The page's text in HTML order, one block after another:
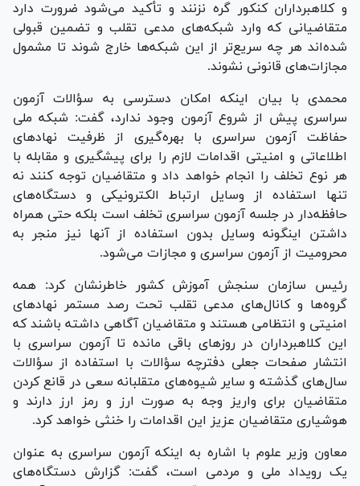
و کلاهبرداران کنکور گره نزنند و تأکید می‌شود ضرورت دارد
متقاضیانی که وارد شبکه‌های مدعی تقلب و تضمین قبولی
شده‌اند هر چه سریع‌تر از این شبکه‌ها خارج شوند تا مشمول
مجازات‌های قانونی نشوند.
محمدی با بیان اینکه امکان دسترسی به سؤالات آزمون
سراسری پیش از شروع آزمون وجود ندارد، گفت: شبکه ملی
حفاظت آزمون سراسری با بهره‌گیری از ظرفیت نهاد‌های
اطلاعاتی و امنیتی اقدامات لازم را برای پیشگیری و مقابله با
هر نوع تخلف را انجام خواهد داد و متقاضیان توجه کنند نه
تنها استفاده از وسایل ارتباط الکترونیکی و دستگاه‌های
حافظه‌دار در جلسه آزمون سراسری تخلف است بلکه حتی همراه
داشتن اینگونه وسایل بدون استفاده از آنها نیز منجر به
محرومیت از آزمون سراسری و مجازات می‌شود.
رئیس سازمان سنجش آموزش کشور خاطرنشان کرد: همه
گروه‌ها و کانال‌های مدعی تقلب تحت رصد مستمر نهاد‌های
امنیتی و انتظامی هستند و متقاضیان آگاهی داشته باشند که
این کلاهبرداران در روز‌های باقی مانده تا آزمون سراسری با
انتشار صفحات جعلی دفترچه سؤالات با استفاده از سؤالات
سال‌های گذشته و سایر شیوه‌های متقلبانه سعی در قانع کردن
متقاضیان برای واریز وجه به صورت ارز و رمز ارز دارند و
هوشیاری متقاضیان عزیز این اقدامات را خنثی خواهد کرد.
معاون وزیر علوم با اشاره به اینکه آزمون سراسری به عنوان
یک رویداد ملی و مردمی است، گفت: گزارش دستگاه‌های